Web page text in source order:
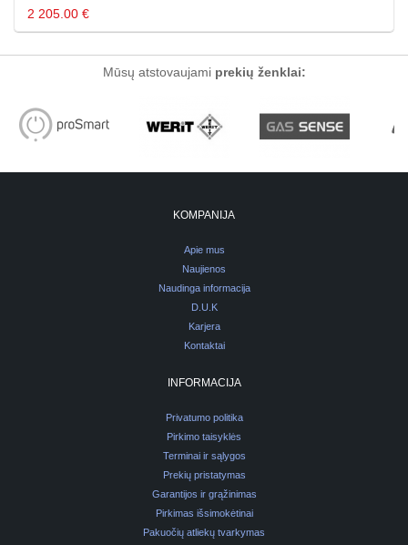
2 205.00 €
Mūsų atstovaujami prekių ženklai:
KOMPANIJA
Apie mus
Naujienos
Naudinga informacija
D.U.K
Karjera
Kontaktai
INFORMACIJA
Privatumo politika
Pirkimo taisyklės
Terminai ir sąlygos
Prekių pristatymas
Garantijos ir grąžinimas
Pirkimas išsimokėtinai
Pakuočių atliekų tvarkymas